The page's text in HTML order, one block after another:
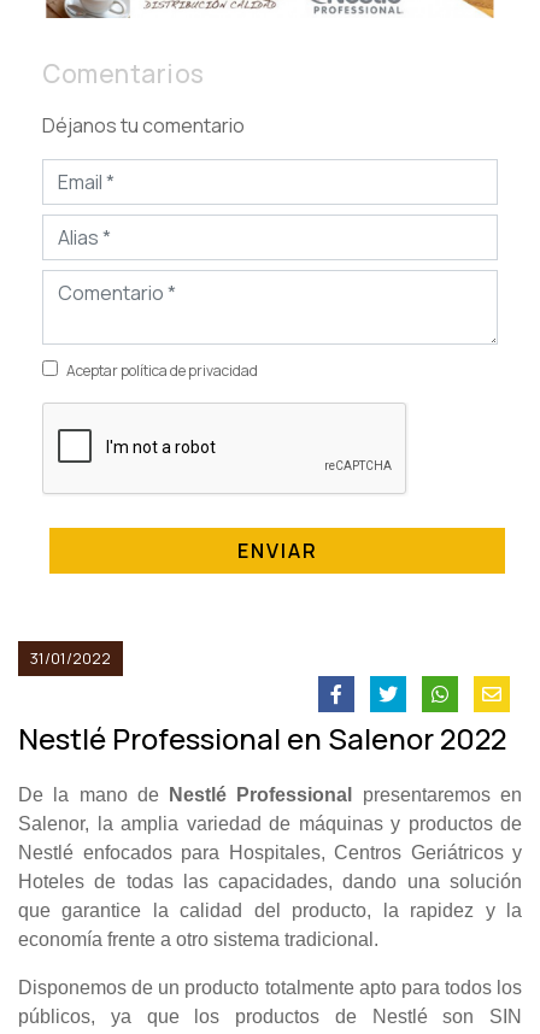
Comentarios
Déjanos tu comentario
Aceptar política de privacidad
ENVIAR
31/01/2022
Nestlé Professional en Salenor 2022
De la mano de Nestlé Professional
presentaremos en
Salenor, la amplia variedad de máquinas y productos de
Nestlé enfocados para Hospitales, Centros Geriátricos y
Hoteles de todas las capacidades, dando una solución
que garantice la calidad del producto, la rapidez y la
economía frente a otro sistema tradicional.
Disponemos de un producto totalmente apto para todos los
públicos, ya que los productos de Nestlé son SIN